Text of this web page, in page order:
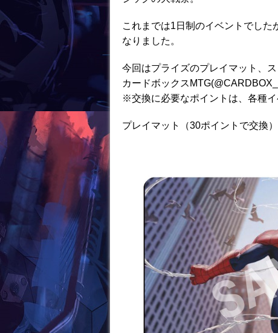
これまでは1日制のイベントでした
なりました。
今回はプライズのプレイマット、
カードボックス
※交換に必要なポイントは、各種
プレイマット（30ポイントで交換）